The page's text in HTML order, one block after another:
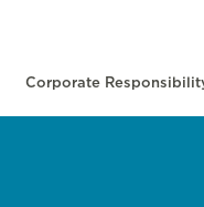
Corporate